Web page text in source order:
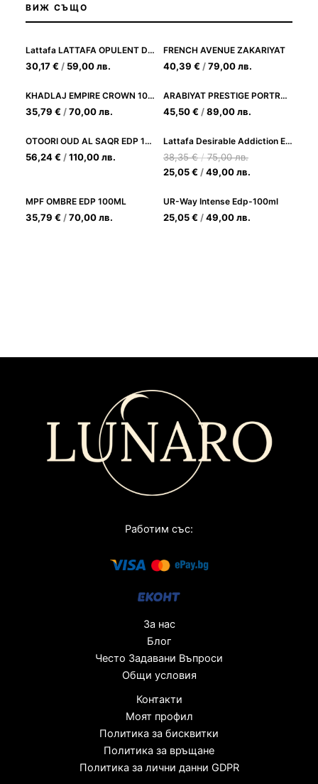
ВИЖ СЪЩО
Lattafa LATTAFA OPULENT DUBAI
30,17€ / 59,00лв.
FRENCH AVENUE ZAKARIYAT
40,39 € /79,00лв.
KHADLAJ EMPIRE CROWN 100ML
35,79 € /70,00лв.
ARABIYAT PRESTIGE PORTRAIT OUD EDP 80ML
45,50€ /89,00лв.
OTOORI OUD AL SAQR EDP 100ML
56,24€ /110,00лв.
Lattafa Desirable Addiction EDP 100 ml
38,35€/75,00лв.
25,05€ /49,00лв.
MPF OMBRE EDP 100ML
35,79 € /70,00лв.
UR-Way Intense Edp-100ml
25,05€ /49,00лв.
Работим със:
За нас
Блог
Често Задавани Въпроси
Общи условия
Контакти
Моят профил
Политика за бисквитки
Политика за връщане
Политика за лични данни GDPR